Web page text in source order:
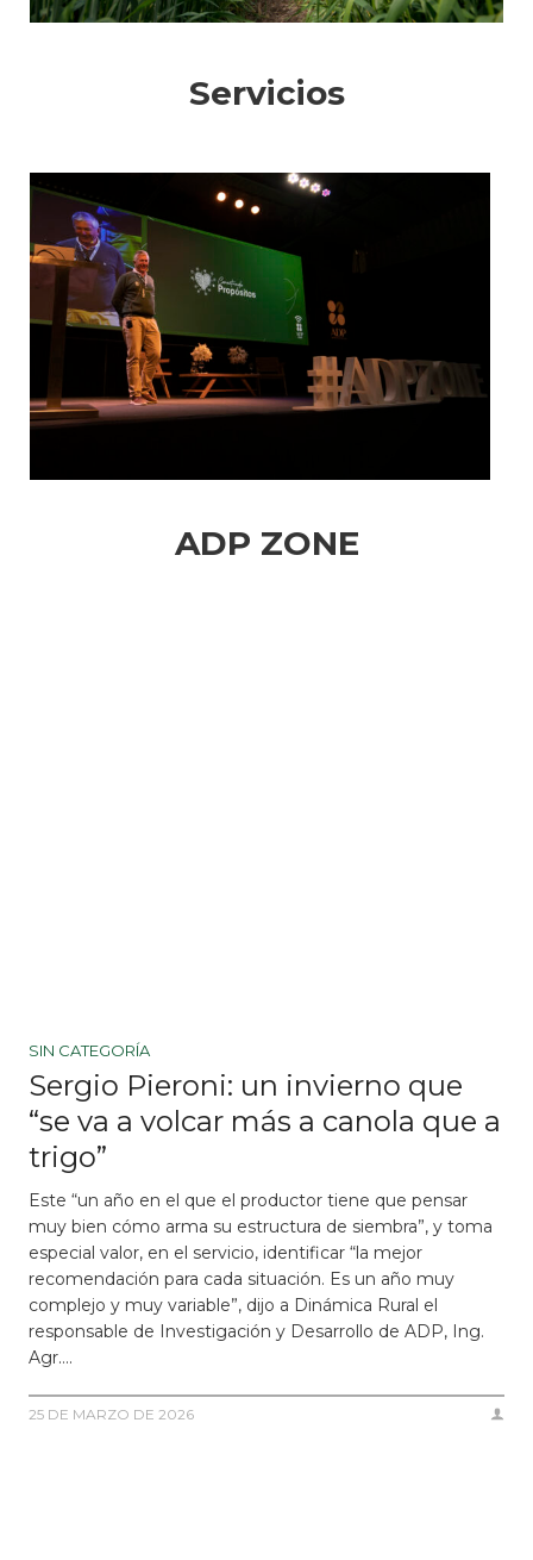
Servicios
ADP ZONE
SIN CATEGORÍA
Sergio Pieroni: un invierno que
“se va a volcar más a canola que a
trigo”
Este “un año en el que el productor tiene que pensar
muy bien cómo arma su estructura de siembra”, y toma
especial valor, en el servicio, identificar “la mejor
recomendación para cada situación. Es un año muy
complejo y muy variable”, dijo a Dinámica Rural el
responsable de Investigación y Desarrollo de ADP, Ing.
Agr….
25 DE MARZO DE 2026